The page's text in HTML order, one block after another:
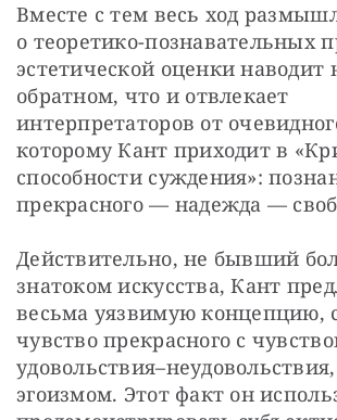
Вместе с тем весь ход
о теоретико-познавательных
эстетической оценки наводит
обратном, что и отвлекает
интерпретаторов от
которому Кант приходит в
способности суждения»:
прекрасного — надежда —
Действительно, не бывший
знатоком искусства, Кант
весьма уязвимую концепцию,
чувство прекрасного с
эгоизмом. Этот факт он